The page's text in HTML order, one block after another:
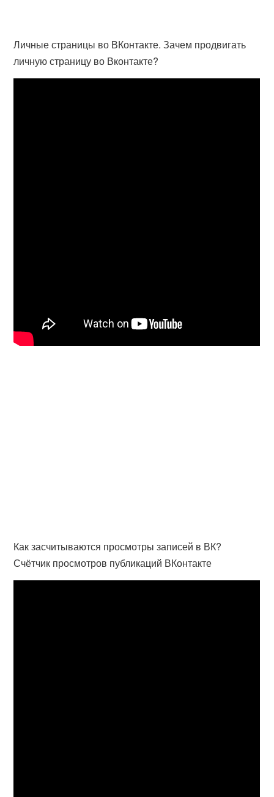
Личные страницы во ВКонтакте. Зачем продвигать
личную страницу во Вконтакте?
Как засчитываются просмотры записей в ВК?
Счётчик просмотров публикаций ВКонтакте